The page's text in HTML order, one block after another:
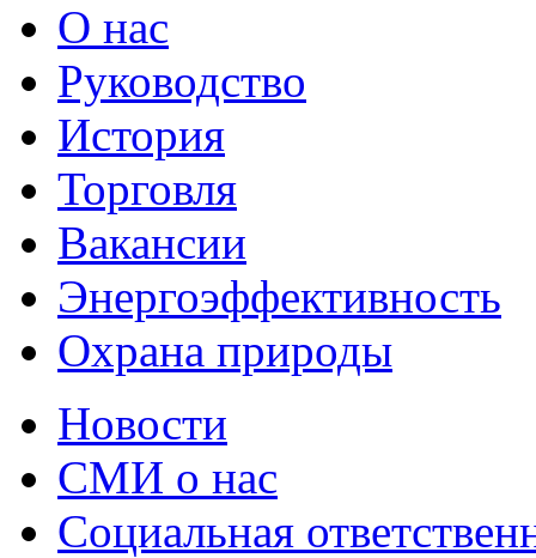
О нас
Руководство
История
Торговля
Вакансии
Энергоэффективность
Охрана природы
Новости
СМИ о нас
Социальная